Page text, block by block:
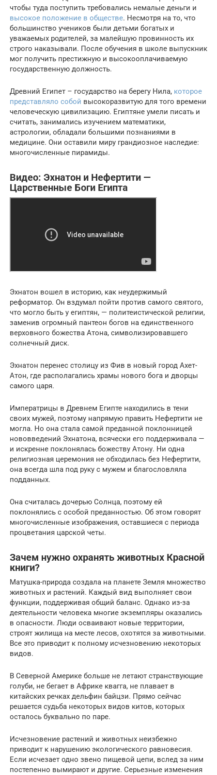
чтобы туда поступить требовались немалые деньги и
высокое положение в обществе. Несмотря на то, что
большинство учеников были детьми богатых и
уважаемых родителей, за малейшую провинность их
строго наказывали. После обучения в школе выпускник
мог получить престижную и высокооплачиваемую
государственную должность.
Древний Египет – государство на берегу Нила, которое
представляло собой высокоразвитую для того времени
человеческую цивилизацию. Египтяне умели писать и
считать, занимались изучением математики,
астрологии, обладали большими познаниями в
медицине. Они оставили миру грандиозное наследие:
многочисленные пирамиды.
Видео: Эхнатон и Нефертити —
Царственные Боги Египта
Эхнатон вошел в историю, как неудержимый
реформатор. Он вздумал пойти против самого святого,
что могло быть у египтян, — политеистической религии,
заменив огромный пантеон богов на единственного
верховного божества Атона, символизировавшего
солнечный диск.
Эхнатон перенес столицу из Фив в новый город Ахет-
Атон, где располагались храмы нового бога и дворцы
самого царя.
Императрицы в Древнем Египте находились в тени
своих мужей, поэтому напрямую править Нефертити не
могла. Но она стала самой преданной поклонницей
нововведений Эхнатона, всячески его поддерживала —
и искренне поклонялась божеству Атону. Ни одна
религиозная церемония не обходилась без Нефертити,
она всегда шла под руку с мужем и благословляла
подданных.
Она считалась дочерью Солнца, поэтому ей
поклонялись с особой преданностью. Об этом говорят
многочисленные изображения, оставшиеся с периода
процветания царской четы.
Зачем нужно охранять животных Красной
книги?
Матушка-природа создала на планете Земля множество
животных и растений. Каждый вид выполняет свои
функции, поддерживая общий баланс. Однако из-за
деятельности человека многие экземпляры оказались
в опасности. Люди осваивают новые территории,
строят жилища на месте лесов, охотятся за животными.
Все это приводит к полному исчезновению некоторых
видов.
В Северной Америке больше не летают странствующие
голуби, не бегает в Африке квагга, не плавает в
китайских речках дельфин байцзи. Прямо сейчас
решается судьба некоторых видов китов, которых
осталось буквально по паре.
Исчезновение растений и животных неизбежно
приводит к нарушению экологического равновесия.
Если исчезает одно звено пищевой цепи, вслед за ним
постепенно вымирают и другие. Серьезные изменения